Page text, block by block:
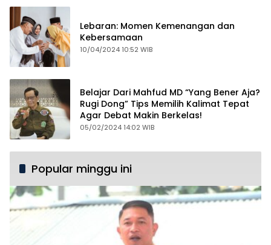
Lebaran: Momen Kemenangan dan
Kebersamaan
10/04/2024 10:52 WIB
Belajar Dari Mahfud MD “Yang Bener Aja?
Rugi Dong” Tips Memilih Kalimat Tepat
Agar Debat Makin Berkelas!
05/02/2024 14:02 WIB
Popular minggu ini